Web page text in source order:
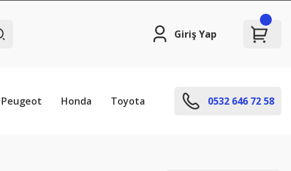
Giriş Yap
Peugeot Honda Toyota 0532 646 72 58